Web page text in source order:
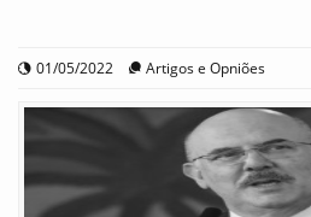
01/05/2022 Artigos e Opniões